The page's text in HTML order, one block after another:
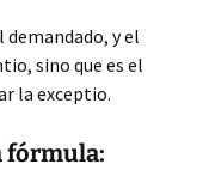
demandado, y el
sino que es el
la exceptio.
fórmula: